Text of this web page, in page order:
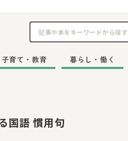
子育て・教育 暮らし・働く
国語 慣用句